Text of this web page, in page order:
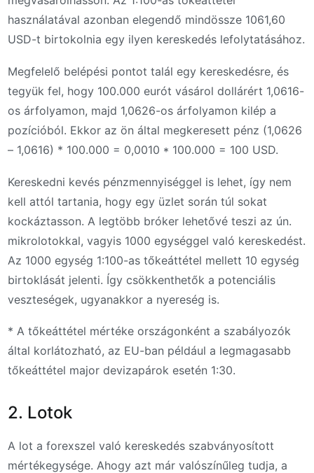
használatával azonban elegendő mindössze 1061,60
USD-t birtokolnia egy ilyen kereskedés lefolytatásához.
Megfelelő belépési pontot talál egy kereskedésre, és
tegyük fel, hogy 100.000 eurót vásárol dollárért 1,0616-
os árfolyamon, majd 1,0626-os árfolyamon kilép a
pozícióból. Ekkor az ön által megkeresett pénz (1,0626
– 1,0616) * 100.000 = 0,0010 * 100.000 = 100 USD.
Kereskedni kevés pénzmennyiséggel is lehet, így nem
kell attól tartania, hogy egy üzlet során túl sokat
kockáztasson. A legtöbb bróker lehetővé teszi az ún.
mikrolotokkal, vagyis 1000 egységgel való kereskedést.
Az 1000 egység 1:100-as tőkeáttétel mellett 10 egység
birtoklását jelenti. Így csökkenthetők a potenciális
veszteségek, ugyanakkor a nyereség is.
* A tőkeáttétel mértéke országonként a szabályozók
által korlátozható, az EU-ban például a legmagasabb
tőkeáttétel major devizapárok esetén 1:30.
2. Lotok
A lot a forexszel való kereskedés szabványosított
mértékegysége. Ahogy azt már valószínűleg tudja, a